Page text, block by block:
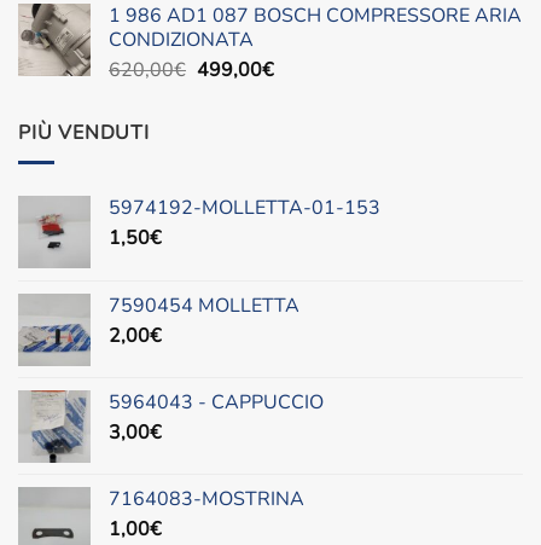
era:
490,00€.
è:
1 986 AD1 087 BOSCH COMPRESSORE ARIA
CONDIZIONATA
620,00€ Il
499,00€Il
PIÙ VENDUTI
5974192-MOLLETTA-01-153
1,50€
7590454 MOLLETTA
2,00€
5964043 - CAPPUCCIO
3,00€
7164083-MOSTRINA
1,00€